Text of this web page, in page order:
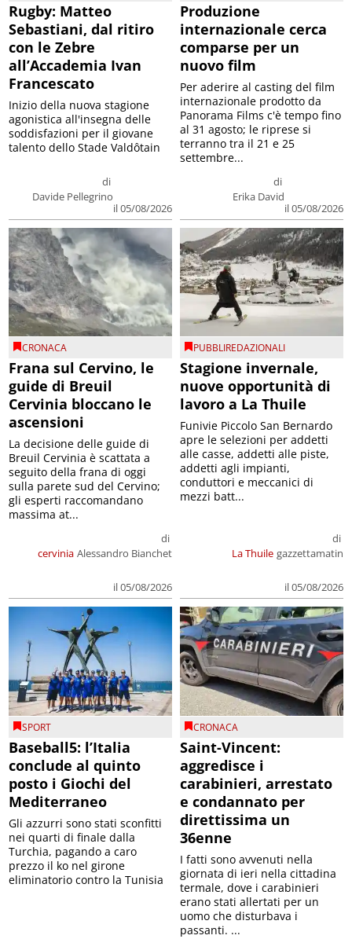
Rugby: Matteo
Sebastiani, dal ritiro
con le Zebre
all’Accademia Ivan
Francescato
di
Davide Pellegrino
il 05/08/2026
Inizio della nuova stagione
agonistica all'insegna delle
soddisfazioni per il giovane
talento dello Stade Valdôtain
Produzione
internazionale cerca
comparse per un
nuovo film
di
Erika David
il 05/08/2026
Per aderire al casting del film
internazionale prodotto da
Panorama Films c'è tempo fino
al 31 agosto; le riprese si
terranno tra il 21 e 25
settembre...
CRONACA
Frana sul Cervino, le
guide di Breuil
Cervinia bloccano le
ascensioni
cervinia
di
Alessandro Bianchet
il 05/08/2026
La decisione delle guide di
Breuil Cervinia è scattata a
seguito della frana di oggi
sulla parete sud del Cervino;
gli esperti raccomandano
massima at...
PUBBLIREDAZIONALI
Stagione invernale,
nuove opportunità di
lavoro a La Thuile
La Thuile
di
gazzettamatin
il 05/08/2026
Funivie Piccolo San Bernardo
apre le selezioni per addetti
alle casse, addetti alle piste,
addetti agli impianti,
conduttori e meccanici di
mezzi batt...
SPORT
Baseball5: l’Italia
conclude al quinto
posto i Giochi del
Mediterraneo
Gli azzurri sono stati sconfitti
nei quarti di finale dalla
Turchia, pagando a caro
prezzo il ko nel girone
eliminatorio contro la Tunisia
CRONACA
Saint-Vincent:
aggredisce i
carabinieri, arrestato
e condannato per
direttissima un
36enne
I fatti sono avvenuti nella
giornata di ieri nella cittadina
termale, dove i carabinieri
erano stati allertati per un
uomo che disturbava i
passanti. ...